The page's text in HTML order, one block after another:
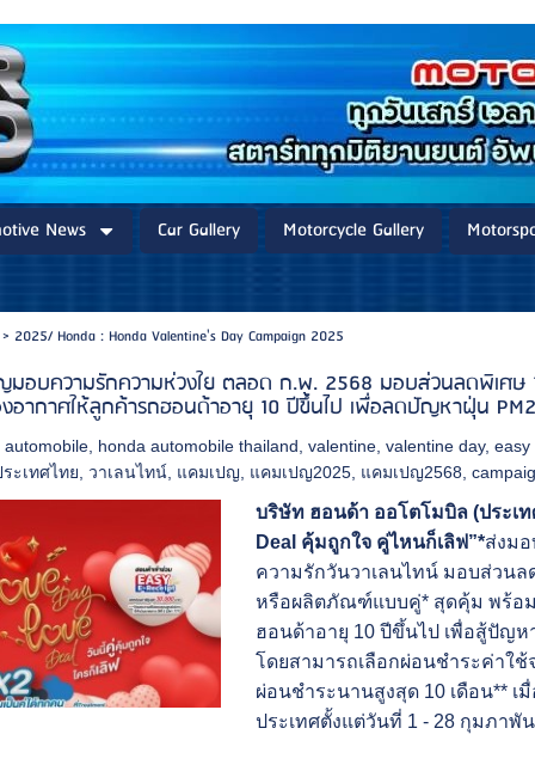
News Car Gallery Motorcycle Gallery
2025/ Honda : Honda Valentine's Day Campaign 2025
มอบความรักความห่วงใย ตลอด ก.พ. 2568 มอบส่วนลดพิเศ
อากาศให้ลูกค้ารถฮอนด้าอายุ 10 ปีขึ้นไป เพื่อลดปัญหาฝุ่น
automobile honda automobile thailand ,valentine ,valentine day,easy
ะเทศไทย
วาเลนไทน์ แคมเปญ แคมเปญ2025 แคมเปญ2568 ,
บริษัท ฮอนด้า ออโตโมบิล (ประเ
Deal คุ้มถูกใจ คู่ไหนก็เลิฟ”*ส่งม
ความรักวันวาเลนไทน์ มอบส่วนล
หรือผลิตภัณฑ์แบบคู่* สุดคุ้ม พร้อ
ฮอนด้าอายุ 10 ปีขึ้นไป เพื่อสู้ปัญห
โดยสามารถเลือกผ่อนชำระค่าใช้
ผ่อนชำระนานสูงสุด 10 เดือน**
ประเทศตั้งแต่วันที่ 1 - 28 กุมภาพั